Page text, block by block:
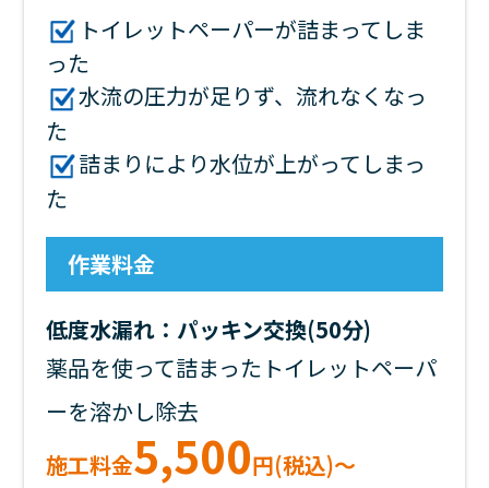
トイレットペーパーが詰まってしま
った
水流の圧力が足りず、流れなくなっ
た
詰まりにより水位が上がってしまっ
た
作業料金
低度水漏れ：パッキン交換(50分)
薬品を使って詰まったトイレットペーパ
ーを溶かし除去
施工料金5,500円(税込)～